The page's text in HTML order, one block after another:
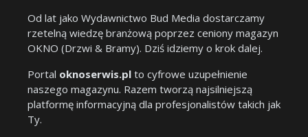
Od lat jako Wydawnictwo Bud Media dostarczamy
rzetelną wiedzę branżową poprzez ceniony magazyn
OKNO (Drzwi & Bramy). Dziś idziemy o krok dalej.
Portal oknoserwis.pl to cyfrowe uzupełnienie
naszego magazynu. Razem tworzą najsilniejszą
platformę informacyjną dla profesjonalistów takich jak
Ty.